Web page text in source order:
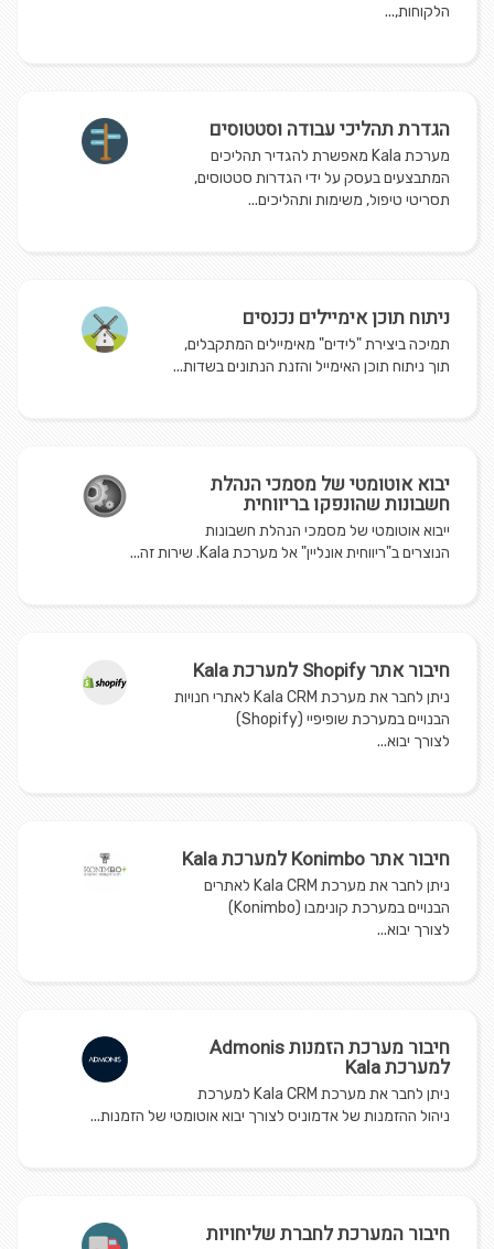
הלקוחות,...
הגדרת תהליכי עבודה וסטטוסים
מערכת Kala מאפשרת להגדיר תהליכים
המתבצעים בעסק על ידי הגדרות סטטוסים,
תסריטי טיפול, משימות ותהליכים...
ניתוח תוכן אימיילים נכנסים
תמיכה ביצירת "לידים" מאימיילים המתקבלים,
תוך ניתוח תוכן האימייל והזנת הנתונים בשדות...
יבוא אוטומטי של מסמכי הנהלת
חשבונות שהונפקו בריווחית
ייבוא אוטומטי של מסמכי הנהלת חשבונות
הנוצרים ב"ריווחית אונליין" אל מערכת Kala. שירות זה...
חיבור אתר Shopify למערכת Kala
ניתן לחבר את מערכת Kala CRM לאתרי חנויות
הבנויים במערכת שופיפיי (Shopify)
לצורך יבוא...
חיבור אתר Konimbo למערכת Kala
ניתן לחבר את מערכת Kala CRM לאתרים
הבנויים במערכת קונימבו (Konimbo)
לצורך יבוא...
חיבור מערכת הזמנות Admonis
למערכת Kala
ניתן לחבר את מערכת Kala CRM למערכת
ניהול ההזמנות של אדמוניס לצורך יבוא אוטומטי של הזמנות...
חיבור המערכת לחברת שליחויות